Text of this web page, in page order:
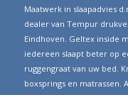
Maatwerk in slaapadvies
dealer van Tempur
Eindhoven. Geltex inside
iedereen slaapt beter op
ruggengraat van uw bed.
boxsprings en matrassen.